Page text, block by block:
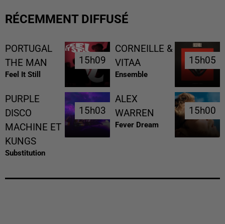
RÉCEMMENT DIFFUSÉ
PORTUGAL
THE MAN
Feel It Still
15h09
15h09
CORNEILLE &
VITAA
Ensemble
15h05
15h05
PURPLE
DISCO
MACHINE ET
KUNGS
Substitution
15h03
15h03
ALEX
WARREN
Fever Dream
15h00
15h00